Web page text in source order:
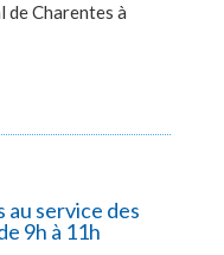
de Charentes à
service des
9h à 11h